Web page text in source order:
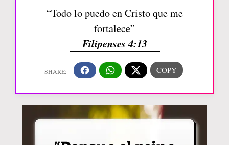
“Todo lo puedo en Cristo que me
fortalece”
Filipenses 4:13